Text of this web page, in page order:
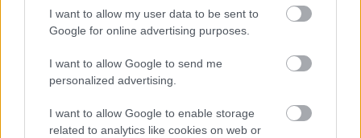
I want to allow my user data to be sent to
Google for online advertising purposes.
I want to allow Google to send me
personalized advertising.
I want to allow Google to enable storage
related to analytics like cookies on web or